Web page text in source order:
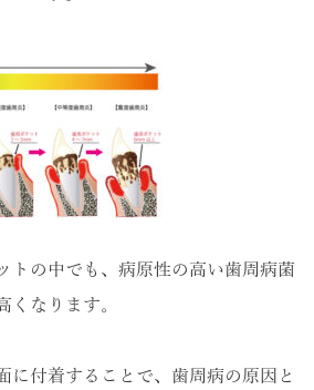
トの中でも、病原性の高い歯周病菌
くなります。
に付着することで、歯周病の原因と